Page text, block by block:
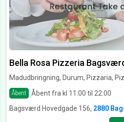
Bella Rosa Pizzeria
Madudbringning, Durum, Pizzaria,
Åbent
Åbent fra kl 11:00 til 22:00
Bagsværd Hovedgade 156, 2880